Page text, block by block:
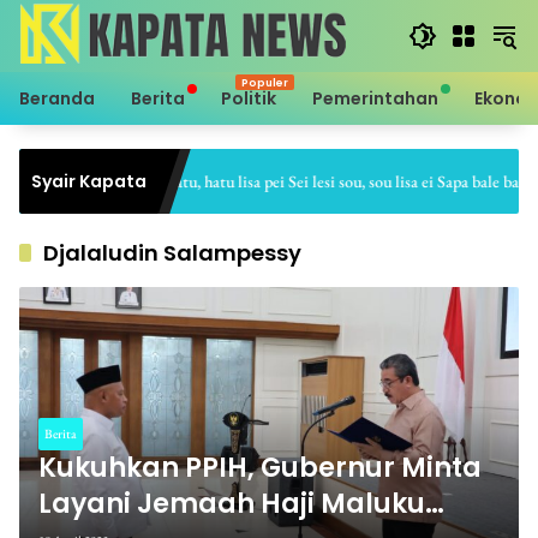
Langsung
konten
Beranda Berita Politik Pemerintahan
Syair Kapata
Sei hale hatu, hatu lisa pei Sei lesi sou, sou lisa ei Sapa bale batu,
Djalaludin Salampessy
Berita
Kukuhkan PPIH, Gubernur Minta
Layani Jemaah Haji Maluku